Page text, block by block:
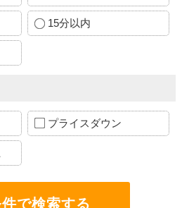
15分以内
プライスダウン